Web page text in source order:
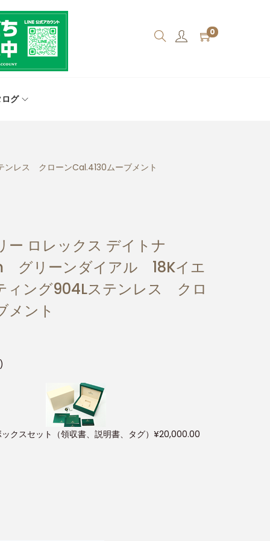
0
ログ
レス クローンCal.4130ムーブメント
ー ロレックス デイトナ
グリーンダイアル 18Kイエ
ィング904Lステンレス クロ
メント
クスセット（領収書、説明書、タグ） ¥20,000.00